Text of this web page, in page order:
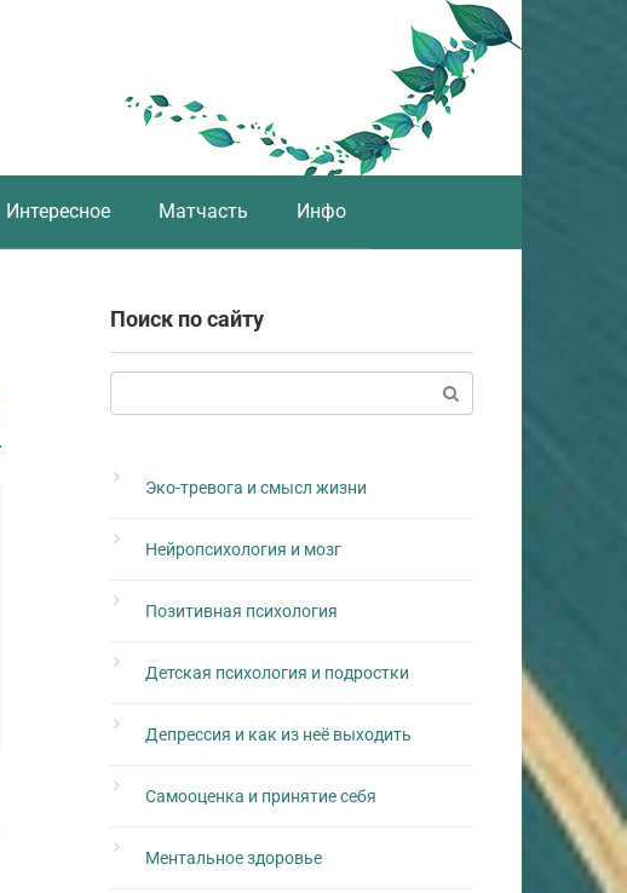
Интересное Матчасть Инфо
Поиск по сайту
Эко-тревога и смысл жизни
Нейропсихология и мозг
Позитивная психология
Детская психология и подростки
Депрессия и как из неё выходить
Самооценка и принятие себя
Ментальное здоровье